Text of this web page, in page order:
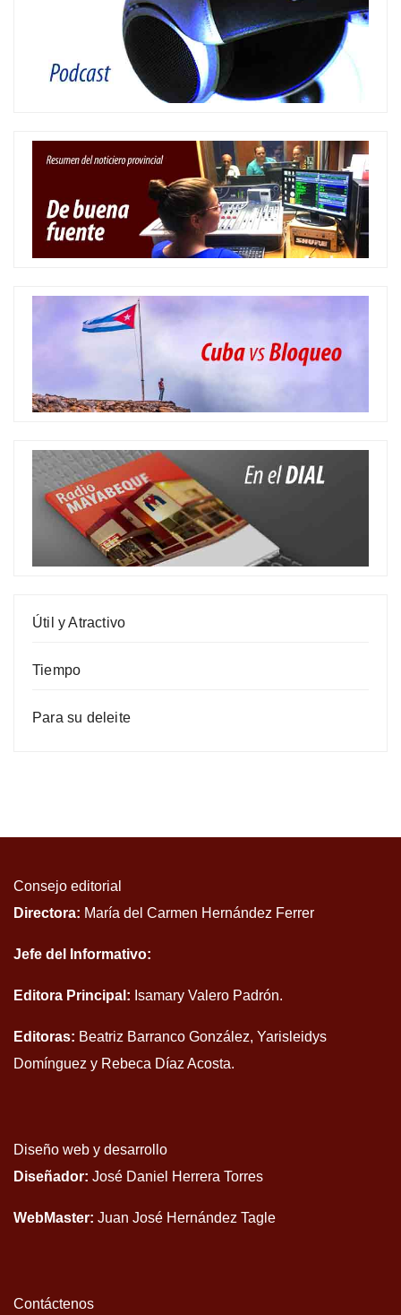
Útil y Atractivo
Tiempo
Para su deleite
Consejo editorial
Directora: María del Carmen Hernández Ferrer
Jefe del Informativo:
Editora Principal: Isamary Valero Padrón.
Editoras: Beatriz Barranco González, Yarisleidys
Domínguez y Rebeca Díaz Acosta.
Diseño web y desarrollo
Diseñador: José Daniel Herrera Torres
WebMaster: Juan José Hernández Tagle
Contáctenos